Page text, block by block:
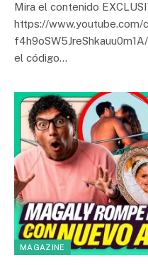
Mira el contenido
https://www.youtube.com/
f4h9oSW5JreShkauu0m1A/
el código…
MAGAZINE